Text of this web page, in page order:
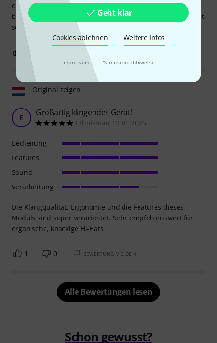
Geht klar
Cookies ablehnen Weitere Infos
Impressum · Datenschutzhinweise
dass ich mich frage, ob ich mich nicht teilweise mit dieser
belgischen Marke ausstatten werde, da ich in jeder Hinsicht
so überzeugt bin! Gut gemacht 👏🏽!
BEWERTUNG MELDEN
Original zeigen
E Großartig klingendes Gerät!
Ethnikman 12.01.2025
Die Klangqualität, Ergonomie und die Features dieses
Moduls sind super verarbeitet. Sehr empfehlenswert für
organische, knackige Hi-Hats
Bedienung
Features
Sound
Verarbeitung
1 0 BEWERTUNG MELDEN
Alle Bewertungen lesen
Schon gewusst?